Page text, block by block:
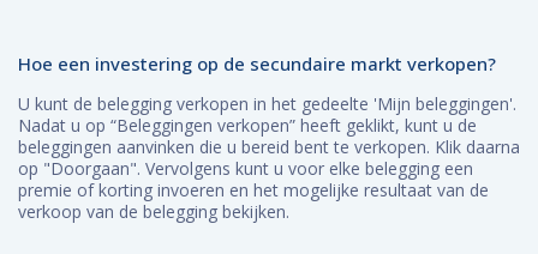
Hoe een investering op de secundaire markt verkopen?
U kunt de belegging verkopen in het gedeelte 'Mijn beleggingen'.
Nadat u op “Beleggingen verkopen” heeft geklikt, kunt u de
beleggingen aanvinken die u bereid bent te verkopen. Klik daarna
op "Doorgaan". Vervolgens kunt u voor elke belegging een
premie of korting invoeren en het mogelijke resultaat van de
verkoop van de belegging bekijken.